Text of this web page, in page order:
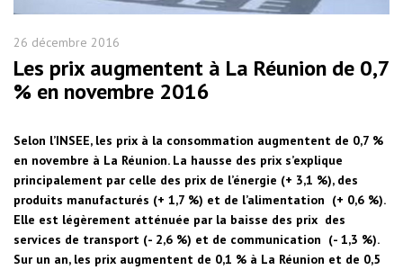
26 décembre 2016
Les prix augmentent à La Réunion de 0,7
% en novembre 2016
Selon l’INSEE, les prix à la consommation augmentent de 0,7 %
en novembre à La Réunion. La hausse des prix s’explique
principalement par celle des prix de l’énergie (+ 3,1 %), des
produits manufacturés (+ 1,7 %) et de l’alimentation (+ 0,6 %).
Elle est légèrement atténuée par la baisse des prix des
services de transport (- 2,6 %) et de communication (- 1,3 %).
Sur un an, les prix augmentent de 0,1 % à La Réunion et de 0,5